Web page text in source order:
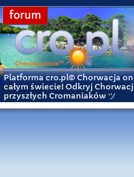
forum
Platforma cro.pl© Chorwacja
całym świecie! Odkryj
przyszłych Cromaniaków ツ